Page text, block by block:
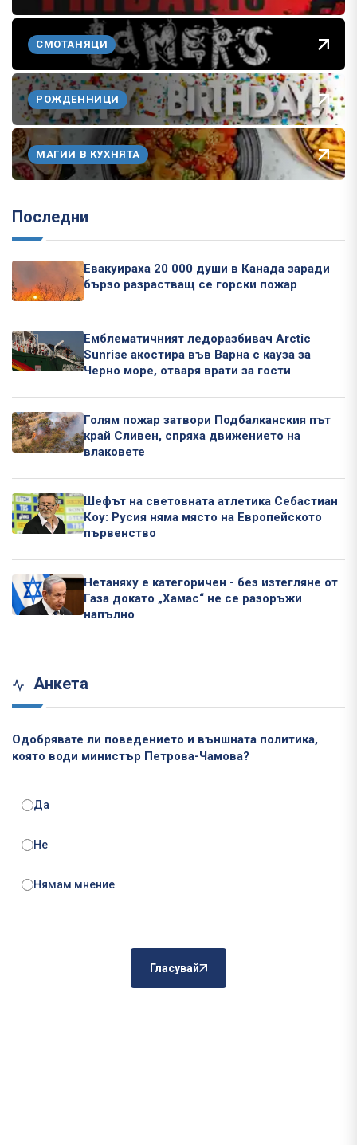
СМОТАНЯЦИ
РОЖДЕННИЦИ
МАГИИ В КУХНЯТА
Последни
Евакуираха 20 000 души в Канада заради
бързо разрастващ се горски пожар
Емблематичният ледоразбивач Arctic
Sunrise акостира във Варна с кауза за
Черно море, отваря врати за гости
Голям пожар затвори Подбалканския път
край Сливен, спряха движението на
влаковете
Шефът на световната атлетика Себастиан
Коу: Русия няма място на Европейското
първенство
Нетаняху е категоричен - без изтегляне от
Газа докато „Хамас“ не се разоръжи
напълно
Анкета
Одобрявате ли поведението и външната политика,
която води министър Петрова-Чамова?
Да
Не
Нямам мнение
Гласувай